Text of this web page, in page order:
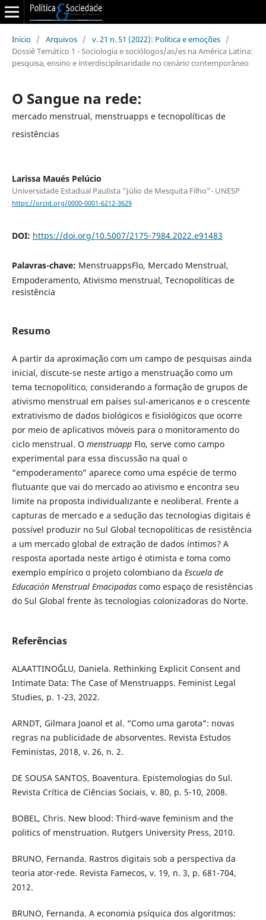
Início / Arquivos / v. 21 n. 51 (2022): Política e emoções /
Dossiê Temático 1 - Sociologia e sociólogos/as/es na América Latina:
pesquisa, ensino e interdisciplinaridade no cenário contemporâneo
O Sangue na rede:
mercado menstrual, menstruapps e tecnopolíticas de
resistências
Larissa Maués Pelúcio
Universidade Estadual Paulista "Júlio de Mesquita Filho"- UNESP
https://orcid.org/0000-0001-6212-3629
DOI: https://doi.org/10.5007/2175-7984.2022.e91483
Palavras-chave: MenstruappsFlo, Mercado Menstrual,
Empoderamento, Ativismo menstrual, Tecnopolíticas de
resistência
Resumo
A partir da aproximação com um campo de pesquisas ainda
inicial, discute-se neste artigo a menstruação como um
tema tecnopolítico, considerando a formação de grupos de
ativismo menstrual em países sul-americanos e o crescente
extrativismo de dados biológicos e fisiológicos que ocorre
por meio de aplicativos móveis para o monitoramento do
ciclo menstrual. O menstruappFlo, serve como campo
experimental para essa discussão na qual o
“empoderamento” aparece como uma espécie de termo
flutuante que vai do mercado ao ativismo e encontra seu
limite na proposta individualizante e neoliberal. Frente a
capturas de mercado e a sedução das tecnologias digitais é
possível produzir no Sul Global tecnopolíticas de resistência
a um mercado global de extração de dados íntimos? A
resposta aportada neste artigo é otimista e toma como
exemplo empírico o projeto colombiano da Escuela de
Educación Menstrual Emacipadas como espaço de resistências
do Sul Global frente às tecnologias colonizadoras do Norte.
Referências
ALAATTINOĞLU, Daniela. Rethinking Explicit Consent and
Intimate Data: The Case of Menstruapps. Feminist Legal
Studies, p. 1-23, 2022.
ARNDT, Gilmara Joanol et al. “Como uma garota”: novas
regras na publicidade de absorventes. Revista Estudos
Feministas, 2018, v. 26, n. 2.
DE SOUSA SANTOS, Boaventura. Epistemologias do Sul.
Revista Crítica de Ciências Sociais, v. 80, p. 5-10, 2008.
BOBEL, Chris. New blood: Third-wave feminism and the
politics of menstruation. Rutgers University Press, 2010.
BRUNO, Fernanda. Rastros digitais sob a perspectiva da
teoria ator-rede. Revista Famecos, v. 19, n. 3, p. 681-704,
2012.
BRUNO, Fernanda. A economia psíquica dos algoritmos: